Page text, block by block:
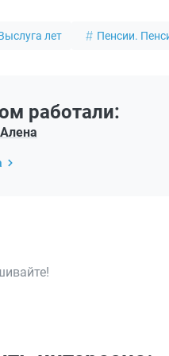
лет Пенсии.
работали: